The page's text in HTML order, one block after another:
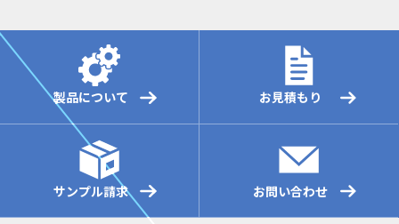
製品について お見積もり
サンプル請求 お問い合わせ